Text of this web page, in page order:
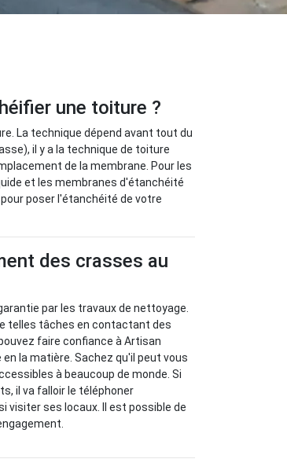
une toiture ?
La technique dépend avant tout du
il y a la technique de toiture
de la membrane. Pour les
et les membranes d'étanchéité
poser l'étanchéité de votre
des crasses au
par les travaux de nettoyage.
telles tâches en contactant des
faire confiance à Artisan
la matière. Sachez qu'il peut vous
à beaucoup de monde. Si
il va falloir le téléphoner
visiter ses locaux. Il est possible de